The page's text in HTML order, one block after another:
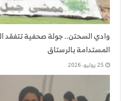
وادي السحتن.. جولة صحفية تتفقد
المستدامة بالرستاق
25 يوليو، 2026